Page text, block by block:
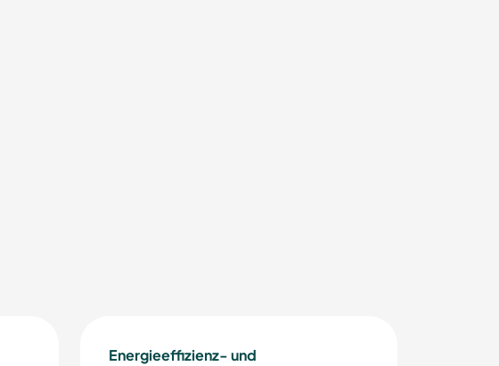
Energieeffizienz- und